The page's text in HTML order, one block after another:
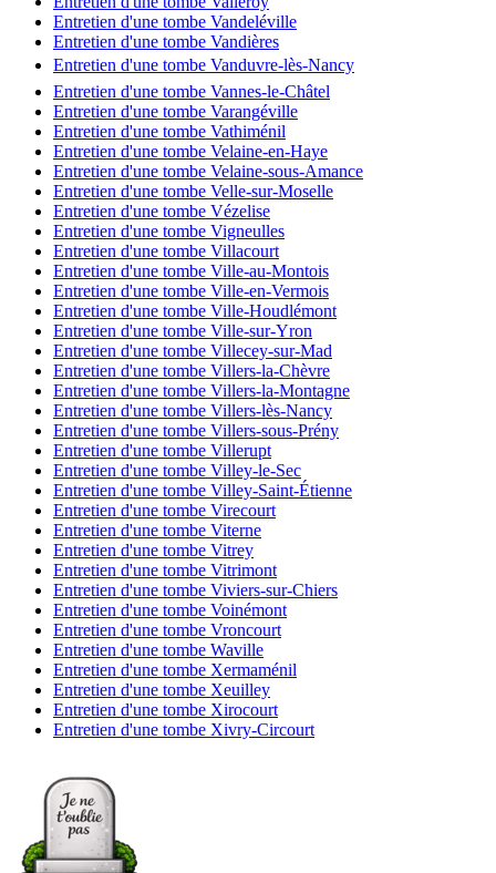
Entretien d'une tombe Vandeléville
Entretien d'une tombe Vandières
Entretien d'une tombe Vanduvre-lès-Nancy
Entretien d'une tombe Vannes-le-Châtel
Entretien d'une tombe Varangéville
Entretien d'une tombe Vathiménil
Entretien d'une tombe Velaine-en-Haye
Entretien d'une tombe Velaine-sous-Amance
Entretien d'une tombe Velle-sur-Moselle
Entretien d'une tombe Vézelise
Entretien d'une tombe Vigneulles
Entretien d'une tombe Villacourt
Entretien d'une tombe Ville-au-Montois
Entretien d'une tombe Ville-en-Vermois
Entretien d'une tombe Ville-Houdlémont
Entretien d'une tombe Ville-sur-Yron
Entretien d'une tombe Villecey-sur-Mad
Entretien d'une tombe Villers-la-Chèvre
Entretien d'une tombe Villers-la-Montagne
Entretien d'une tombe Villers-lès-Nancy
Entretien d'une tombe Villers-sous-Prény
Entretien d'une tombe Villerupt
Entretien d'une tombe Villey-le-Sec
Entretien d'une tombe Villey-Saint-Étienne
Entretien d'une tombe Virecourt
Entretien d'une tombe Viterne
Entretien d'une tombe Vitrey
Entretien d'une tombe Vitrimont
Entretien d'une tombe Viviers-sur-Chiers
Entretien d'une tombe Voinémont
Entretien d'une tombe Vroncourt
Entretien d'une tombe Waville
Entretien d'une tombe Xermaménil
Entretien d'une tombe Xeuilley
Entretien d'une tombe Xirocourt
Entretien d'une tombe Xivry-Circourt